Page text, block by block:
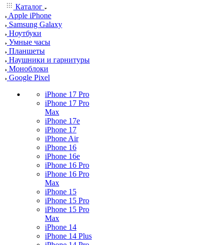
Каталог
Apple iPhone
Samsung Galaxy
Ноутбуки
Умные часы
Планшеты
Наушники и гарнитуры
Моноблоки
Google Pixel
iPhone 17 Pro
iPhone 17 Pro
Max
iPhone 17e
iPhone 17
iPhone Air
iPhone 16
iPhone 16e
iPhone 16 Pro
iPhone 16 Pro
Max
iPhone 15
iPhone 15 Pro
iPhone 15 Pro
Max
iPhone 14
iPhone 14 Plus